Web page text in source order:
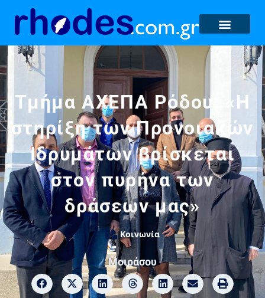
Τμήμα ΑΧΕΠΑ Ρόδου: «Η
στηρίξη των Προνοιακών
Ιδρυμάτων βρίσκεται
στον πυρήνα των
δράσεων μας»
Κοινωνία
Μοιράσου